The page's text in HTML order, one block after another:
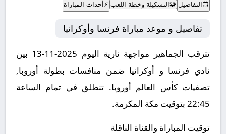
📺 التفاصيل 🧩 التشكيلة وخطة اللعب ⚡ أحداث المباراة
تفاصيل و موعد مباراة فرنسا وأوكرانيا
تترقب الجماهير مواجهة نارية اليوم 2025-11-13 بين
نادي فرنسا و أوكرانيا ضمن منافسات بطولة أوروبا,
تصفيات كأس العالم أوروبا. تنطلق في تمام الساعة
22:45 بتوقيت مكة المكرمة.
توقيت المباراة والقناة الناقلة